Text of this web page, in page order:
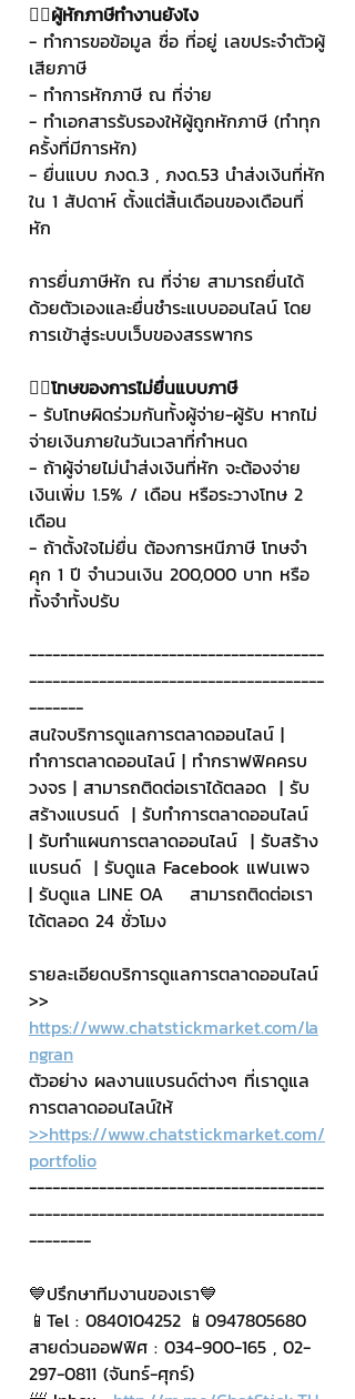
👉🏻ผู้หักภาษีทำงานยังไง
- ทำการขอข้อมูล ชื่อ ที่อยู่ เลขประจำตัวผู้
เสียภาษี
- ทำการหักภาษี ณ ที่จ่าย
- ทำเอกสารรับรองให้ผู้ถูกหักภาษี (ทำทุก
ครั้งที่มีการหัก)
- ยื่นแบบ ภงด.3 , ภงด.53 นำส่งเงินที่หัก
ใน 1 สัปดาห์ ตั้งแต่สิ้นเดือนของเดือนที่
หัก
การยื่นภาษีหัก ณ ที่จ่าย สามารถยื่นได้
ด้วยตัวเองและยื่นชำระแบบออนไลน์ โดย
การเข้าสู่ระบบเว็บของสรรพากร
👉🏻โทษของการไม่ยื่นแบบภาษี
- รับโทษผิดร่วมกันทั้งผู้จ่าย-ผู้รับ หากไม่
จ่ายเงินภายในวันเวลาที่กำหนด
- ถ้าผู้จ่ายไม่นำส่งเงินที่หัก จะต้องจ่าย
เงินเพิ่ม 1.5% / เดือน หรือระวางโทษ 2
เดือน
- ถ้าตั้งใจไม่ยื่น ต้องการหนีภาษี โทษจำ
คุก 1 ปี จำนวนเงิน 200,000 บาท หรือ
ทั้งจำทั้งปรับ
--------------------------------------
--------------------------------------
-------
สนใจบริการดูแลการตลาดออนไลน์ |
ทำการตลาดออนไลน์ | ทำกราฟฟิคครบ
วงจร | สามารถติดต่อเราได้ตลอด  | รับ
สร้างแบรนด์  | รับทำการตลาดออนไลน์
| รับทำแผนการตลาดออนไลน์  | รับสร้าง
แบรนด์  | รับดูแล Facebook แฟนเพจ
| รับดูแล LINE OA    สามารถติดต่อเรา
ได้ตลอด 24 ชั่วโมง
รายละเอียดบริการดูแลการตลาดออนไลน์
>>
https://www.chatstickmarket.com/la
ngran
ตัวอย่าง ผลงานแบรนด์ต่างๆ ที่เราดูแล
การตลาดออนไลน์ให้
>>https://www.chatstickmarket.com/
portfolio
--------------------------------------
--------------------------------------
--------
💙ปรึกษาทีมงานของเรา💙
📱Tel : 0840104252 📱0947805680
สายด่วนออฟฟิศ : 034-900-165 , 02-
297-0811 (จันทร์-ศุกร์)